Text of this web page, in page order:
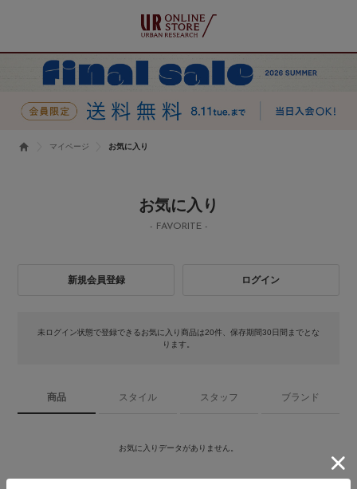
マイページ お気に入り
お気に入り
- FAVORITE -
新規会員登録 ログイン
未ログイン状態で登録できるお気に入り商品は20件、保存期間30日間までとな
ります。
商品 スタイル スタッフ ブランド
お気に入りデータがありません。